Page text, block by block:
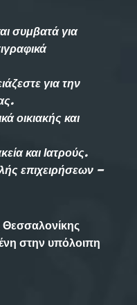
συμβατά για
για την
οικιακής και
και Ιατρούς.
επιχειρήσεων –
στην υπόλοιπη